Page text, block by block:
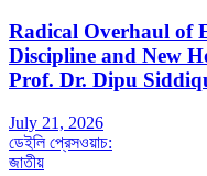
Radical Overhaul of
Discipline and New
Prof. Dr. Dipu
July 21, 2026
ডেইলি প্রেসওয়াচ:
জাতীয়